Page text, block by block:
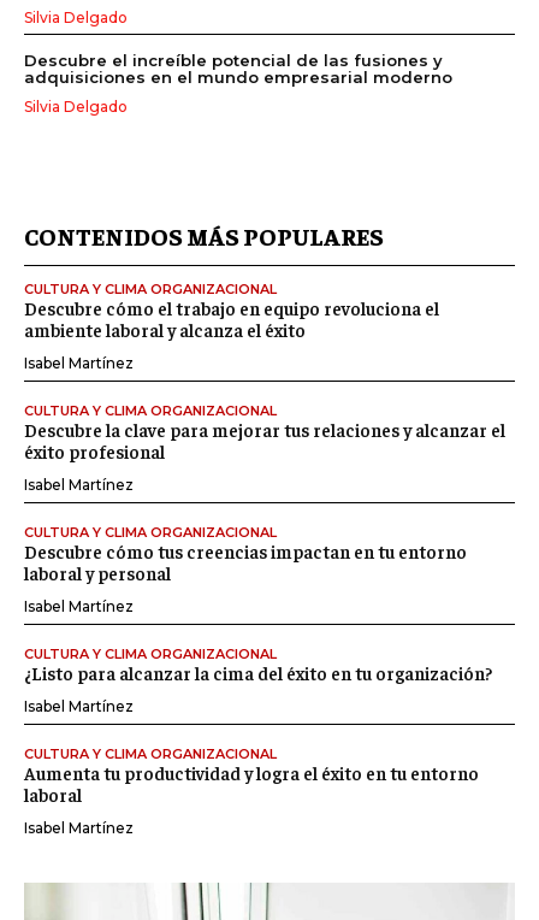
Silvia Delgado
Descubre el increíble potencial de las fusiones y
adquisiciones en el mundo empresarial moderno
Silvia Delgado
CONTENIDOS MÁS POPULARES
CULTURA Y CLIMA ORGANIZACIONAL
Descubre cómo el trabajo en equipo revoluciona el
ambiente laboral y alcanza el éxito
Isabel Martínez
CULTURA Y CLIMA ORGANIZACIONAL
Descubre la clave para mejorar tus relaciones y alcanzar el
éxito profesional
Isabel Martínez
CULTURA Y CLIMA ORGANIZACIONAL
Descubre cómo tus creencias impactan en tu entorno
laboral y personal
Isabel Martínez
CULTURA Y CLIMA ORGANIZACIONAL
¿Listo para alcanzar la cima del éxito en tu organización?
Isabel Martínez
CULTURA Y CLIMA ORGANIZACIONAL
Aumenta tu productividad y logra el éxito en tu entorno
laboral
Isabel Martínez